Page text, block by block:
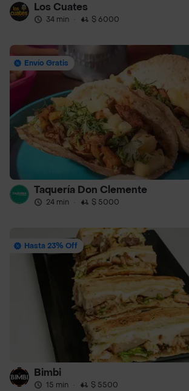
Los Cuates
34 min · $ 6000
Envío Gratis
Taquería Don Clemente
24 min · $ 5000
Hasta 23% Off
Bimbi
15 min · $ 5500